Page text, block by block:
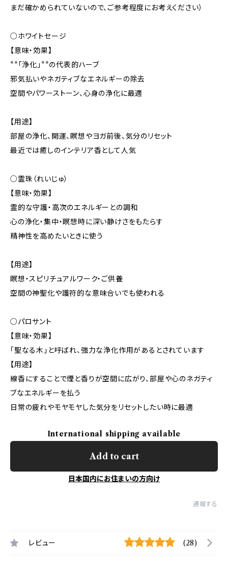
まだ確かめられていないので、ご参考程度にお考えください）
○ホワイトセージ
【意味・効果】
**「浄化」**の代表的ハーブ
邪気払いやネガティブなエネルギーの除去
空間やパワーストーン、心身の浄化に最適
【用途】
部屋の浄化、開運、瞑想やヨガ前後、気分のリセット
最近では癒しのインテリア香として人気
○霊珠（れいじゅ）
【意味・効果】
霊的な守護・高次のエネルギーとの調和
心の浄化・集中・瞑想時に深い静けさをもたらす
精神性を高めたいときに使う
【用途】
瞑想・スピリチュアルワーク・ご供養
空間の神聖化や護符的な意味合いでも使われる
○パロサント
【意味・効果】
「聖なる木」と呼ばれ、強力な浄化作用があるとされています
【用途】
線香にすることで煙と香りが空間に広がり、部屋や心のネガティ
ブなエネルギーを払う
日常の疲れやモヤモヤした気分をリセットしたい時に最適
International shipping available
Add to cart
日本国内にお住まいの方向け
通報する
レビュー (28)